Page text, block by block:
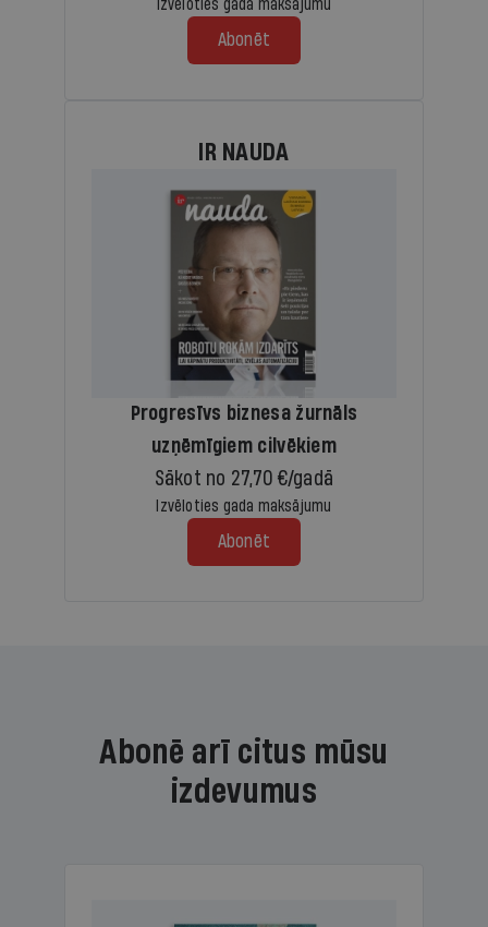
Izvēloties gada maksājumu
Abonēt
IR NAUDA
Progresīvs biznesa žurnāls
uzņēmīgiem cilvēkiem
Sākot no 27,70 €/gadā
Izvēloties gada maksājumu
Abonēt
Abonē arī citus mūsu
izdevumus